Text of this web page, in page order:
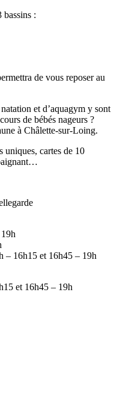
bassins :
de vous reposer au
et d’aquagym y sont
de bébés nageurs ?
à Châlette-sur-Loing.
uniques, cartes de 10
– 16h15 et 16h45 – 19h
et 16h45 – 19h